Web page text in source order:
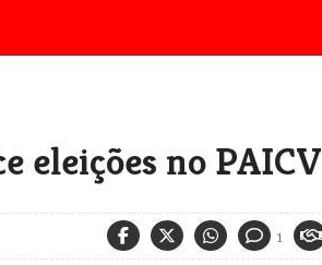
eleições no PAICV
1